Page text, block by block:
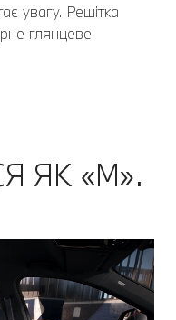
увагу. Решітка
глянцеве
ЯК «М».